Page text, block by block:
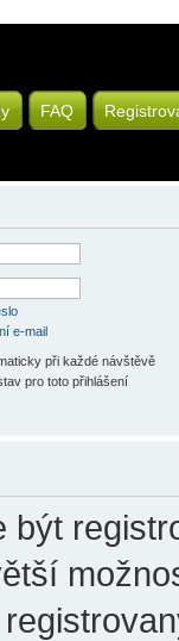
FAQ
e-mail
při každé návštěvě
pro toto přihlášení
být